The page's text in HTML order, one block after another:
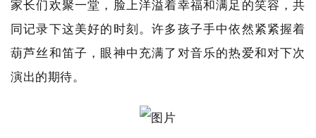
家长们欢聚一堂，脸上洋溢着幸福和满足的笑容，共
同记录下这美好的时刻。许多孩子手中依然紧紧握着
葫芦丝和笛子，眼神中充满了对音乐的热爱和对下次
演出的期待。